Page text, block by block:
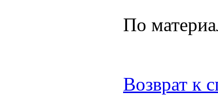
По
Возврат к